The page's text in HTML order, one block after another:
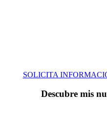
SOLICITA
Descubre mis